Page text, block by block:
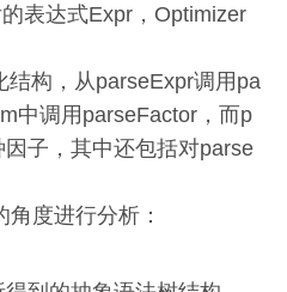
表达式Expr，Optimizer
构，从parseExpr调用pa
中调用parseFactor，而p
子，其中还包括对parse
度进行分析：